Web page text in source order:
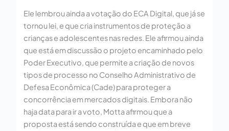
Ele lembrou ainda a votação do ECA Digital, que já se
tornou lei, e que cria instrumentos de proteção a
crianças e adolescentes nas redes. Ele afirmou ainda
que está em discussão o projeto encaminhado pelo
Poder Executivo, que permite a criação de novos
tipos de processo no Conselho Administrativo de
Defesa Econômica (Cade) para proteger a
concorrência em mercados digitais. Embora não
haja data para ir a voto, Motta afirmou que a
proposta está sendo construída e que em breve